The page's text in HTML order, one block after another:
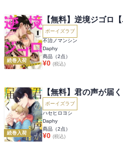
続巻入荷
【無料】逆境ジゴロ【
ボーイズラブ
不治ノマンシン
Daphy
商品（2点）
¥0 (税込)
続巻入荷
【無料】君の声が届
ボーイズラブ
ハセヒロヨシ
Daphy
商品（2点）
¥0 (税込)